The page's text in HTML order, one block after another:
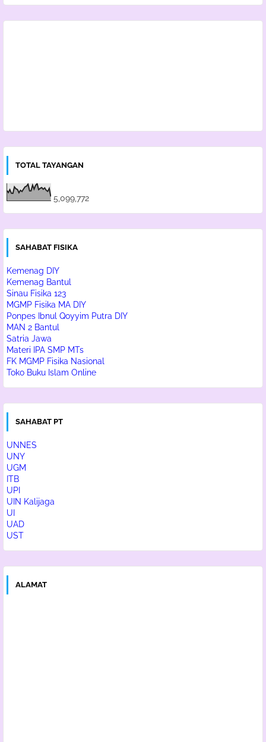
TOTAL TAYANGAN
5,099,772
SAHABAT FISIKA
Kemenag DIY
Kemenag Bantul
Sinau Fisika 123
MGMP Fisika MA DIY
Ponpes Ibnul Qoyyim Putra DIY
MAN 2 Bantul
Satria Jawa
Materi IPA SMP MTs
FK MGMP Fisika Nasional
Toko Buku Islam Online
SAHABAT PT
UNNES
UNY
UGM
ITB
UPI
UIN Kalijaga
UI
UAD
UST
ALAMAT